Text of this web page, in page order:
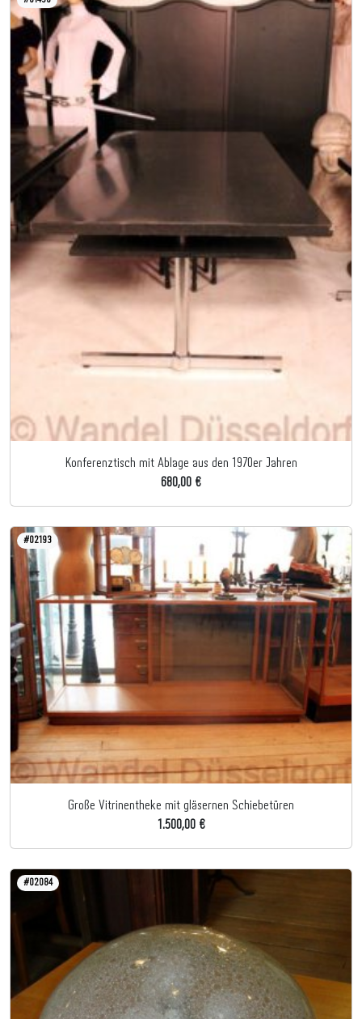
Konferenztisch mit Ablage aus den 1970er Jahren
680,00 €
#02193
Große Vitrinentheke mit gläsernen Schiebetüren
1.500,00 €
#02084